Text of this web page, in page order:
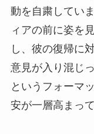
動を自粛してい
ィアの前に姿を
し、彼の復帰に
意見が入り混じ
というフォーマ
安が一層高まって